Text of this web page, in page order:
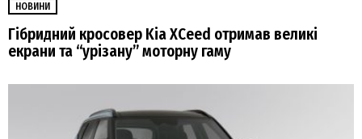
НОВИНИ
Гібридний кросовер Kia XCeed отримав великі
екрани та “урізану” моторну гаму